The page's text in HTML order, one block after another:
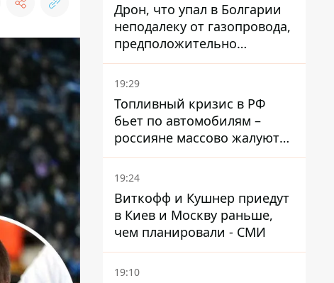
Дрон, что упал в Болгарии
неподалеку от газопровода,
предположительно
украинский - Минобороны
страны
19:29
Топливный кризис в РФ
бьет по автомобилям –
россияне массово жалуются
на поломки из-за
некачественного бензина
19:24
Виткофф и Кушнер приедут
в Киев и Москву раньше,
чем планировали - СМИ
19:10